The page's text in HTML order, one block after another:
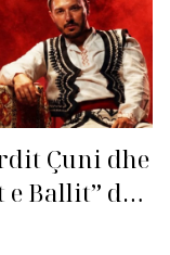
Çuni dhe
Ballit” dhe